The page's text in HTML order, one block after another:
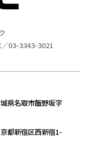
03-3343-3021
名取市飯野坂字
新宿区西新宿1-